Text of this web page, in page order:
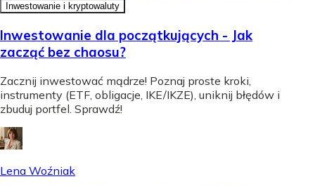
Inwestowanie i kryptowaluty
Inwestowanie dla początkujących - Jak
zacząć bez chaosu?
Zacznij inwestować mądrze! Poznaj proste kroki,
instrumenty (ETF, obligacje, IKE/IKZE), uniknij błędów i
zbuduj portfel. Sprawdź!
Lena Woźniak